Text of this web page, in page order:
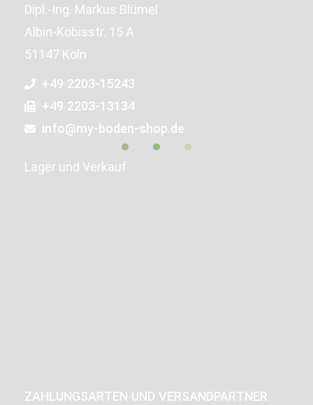
Dipl.-Ing. Markus Blümel
Albin-Köbisstr. 15 A
51147 Köln
+49 2203-15243
+49 2203-13134
info@my-boden-shop.de
Lager und Verkauf
ZAHLUNGSARTEN UND VERSANDPARTNER